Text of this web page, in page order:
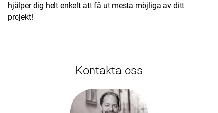
hjälper dig helt enkelt att få ut mesta möjliga av ditt
projekt!
Kontakta oss